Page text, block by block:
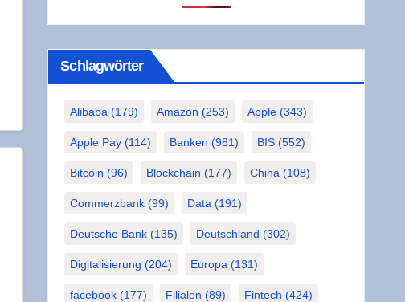
Schlag­wör­ter
Alibaba (179) Amazon (253) Apple (343)
Apple Pay (114) Banken (981) BIS (552)
Bitcoin (96) Blockchain (177) China (108)
Commerzbank (99) Data (191)
Deutsche Bank (135) Deutschland (302)
Digitalisierung (204) Europa (131)
facebook (177) Filialen (89) Fintech (424)